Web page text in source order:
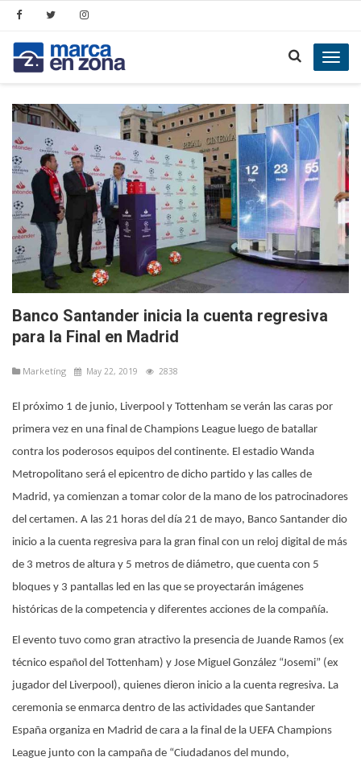
Banco Santander inicia la cuenta regresiva
para la Final en Madrid
Marketíng May 22, 2019 2838
El próximo 1 de junio, Liverpool y Tottenham se verán las caras por
primera vez en una final de Champions League luego de batallar
contra los poderosos equipos del continente. El estadio Wanda
Metropolitano será el epicentro de dicho partido y las calles de
Madrid, ya comienzan a tomar color de la mano de los patrocinadores
del certamen. A las 21 horas del día 21 de mayo, Banco Santander dio
inicio a la cuenta regresiva para la gran final con un reloj digital de más
de 3 metros de altura y 5 metros de diámetro, que cuenta con 5
bloques y 3 pantallas led en las que se proyectarán imágenes
históricas de la competencia y diferentes acciones de la compañía.
El evento tuvo como gran atractivo la presencia de Juande Ramos (ex
técnico español del Tottenham) y Jose Miguel González “Josemi” (ex
jugador del Liverpool), quienes dieron inicio a la cuenta regresiva. La
ceremonia se enmarca dentro de las actividades que Santander
España organiza en Madrid de cara a la final de la UEFA Champions
League junto con la campaña de “Ciudadanos del mundo,